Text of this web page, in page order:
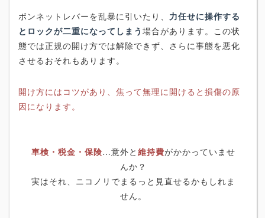
ボンネットレバーを乱暴に引いたり、 力任せに操作する
とロックが二重になってしまう 場合があります。この状
態では正規の開け方では解除できず、さらに事態を悪化
させるおそれもあります。
開け方にはコツがあり、焦って無理に開けると損傷の原
因になります。
車検・税金・保険…意外と 維持費がかかっていませ
んか？
実はそれ、ニコノリでまるっと見直せるかもしれま
せん。